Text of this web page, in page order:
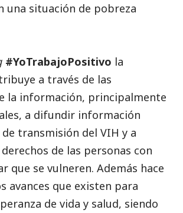
una situación de pobreza
#YoTrabajoPositivo la
a través de las
la información, principalmente
a difundir información
transmisión del VIH y a
de las personas con
que se vulneren. Además hace
avances que existen para
de vida y salud, siendo